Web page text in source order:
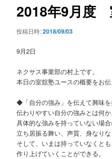
2018年9月度
投稿日時:2018/09/03
9月2日
ネクサス事業部の村上です。
本日の室舘塾ユースの概要をお伝
◆「自分の強み」を伝えて興味
伝わりやすい自分の強みとは何か
具体的な強みを持っていない場合
立ち居振る舞い、声質、身なり
そして、いまは持っていなくと
作り上げていくことができる。